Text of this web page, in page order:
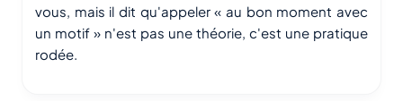
vous, mais il dit qu'appeler « au bon moment avec
un motif » n'est pas une théorie, c'est une pratique
rodée.